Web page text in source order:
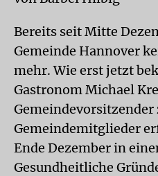
Bereits seit Mitte
Gemeinde Hannover
mehr. Wie erst jetzt
Gastronom Michael
Gemeindemitglieder
Ende Dezember in
Gesundheitliche